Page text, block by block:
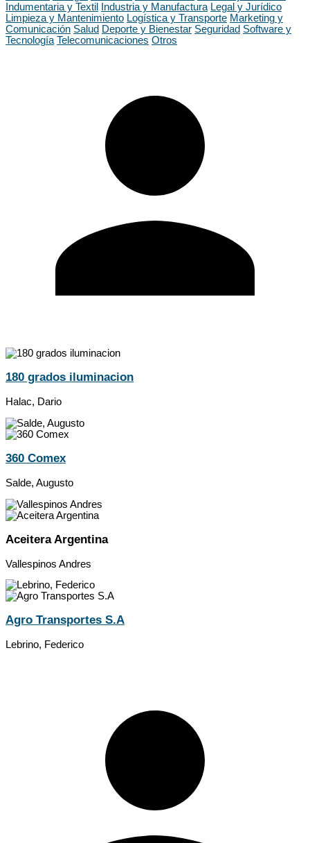
Indumentaria y Textil
Industria y Manufactura Legal y Jurídico
Limpieza y Mantenimiento Logística y Transporte Marketing y
Comunicación Salud Deporte y Bienestar Seguridad Software y
Tecnología Telecomunicaciones Otros
180 grados iluminacion
Halac, Dario
360 Comex
Salde, Augusto
Aceitera Argentina
Vallespinos Andres
Agro Transportes S.A
Lebrino, Federico